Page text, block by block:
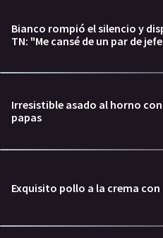
Bianco rompió el silencio y
TN: "Me cansé de un par de
Irresistible asado al horno
papas
Exquisito pollo a la crema